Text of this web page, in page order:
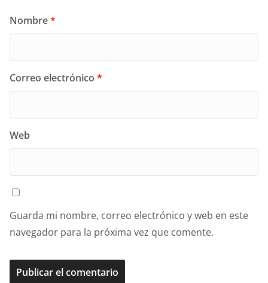
Nombre*
Correo electrónico *
Web
Guarda mi nombre, correo electrónico y web en este
navegador para la próxima vez que comente.